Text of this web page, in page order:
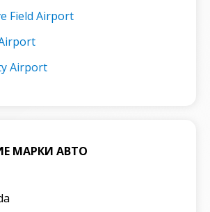
Field Airport
Airport
МАРКИ АВТО